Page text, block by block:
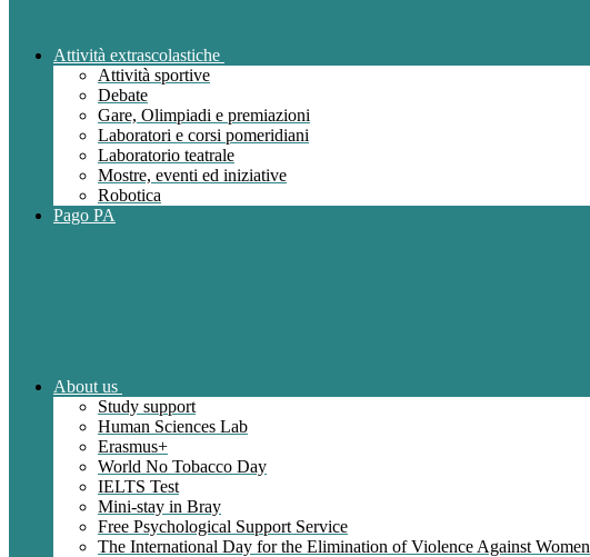
Attività extrascolastiche
Attività sportive
Debate
Gare, Olimpiadi e premiazioni
Laboratori e corsi pomeridiani
Laboratorio teatrale
Mostre, eventi ed iniziative
Robotica
Pago PA
About us
Study support
Human Sciences Lab
Erasmus+
World No Tobacco Day
IELTS Test
Mini-stay in Bray
Free Psychological Support Service
The International Day for the Elimination of Violence Against Women